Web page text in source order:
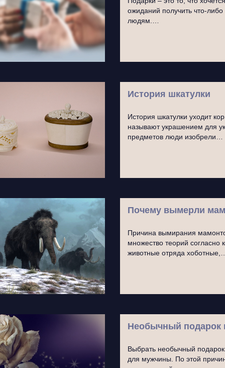
ожиданий получить что-
людям.…
История шкатулки
История шкатулки уходит
называют украшением для
предметов люди изобрели…
Почему вымерли
Причина вымирания
множество теорий
животные отряда
Необычный подарок
Выбрать необычный
для мужчины. По этой